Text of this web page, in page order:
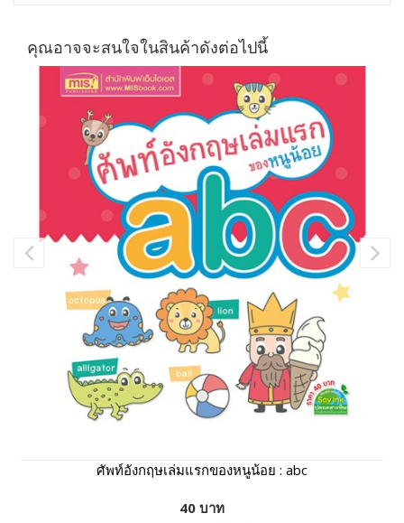
คุณอาจจะสนใจในสินค้าดังต่อไปนี้
ศัพท์อังกฤษเล่มแรกของหนูน้อย : abc
40 บาท